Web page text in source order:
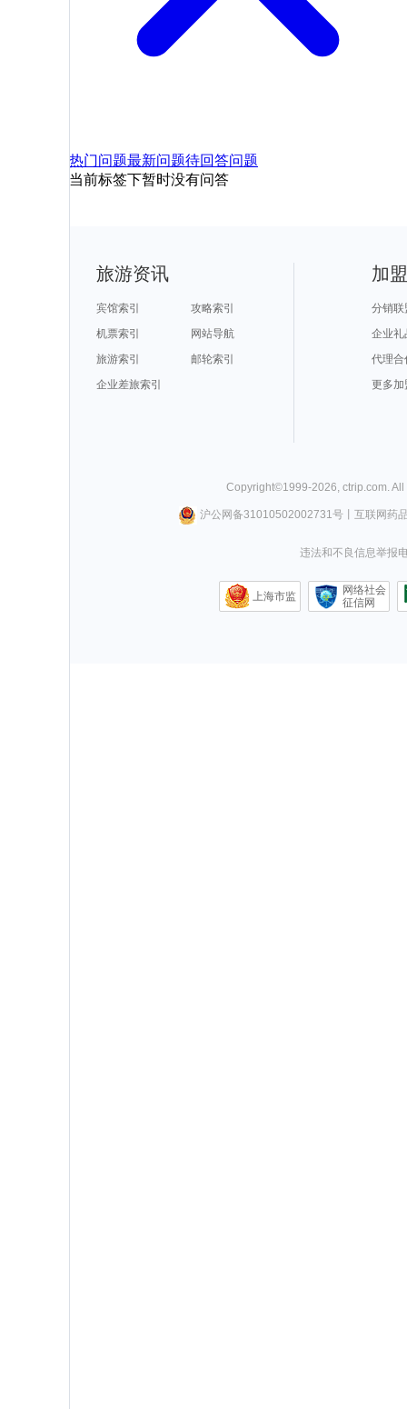
热门问题最新问题待回答问题
当前标签下暂时没有问答
旅游资讯
宾馆索引
攻略索引
机票索引
网站导航
旅游索引
邮轮索引
企业差旅索引
加
分销联
企业礼
代理合
更多加
Copyright©1999-2026, ctrip.com.
沪公网备31010502002731号丨 互联网药
违法和不良信息举报
上海市监
网络社会
征信网